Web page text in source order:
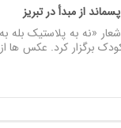
از مبدأ در تبریز
«نه به پلاستیک
برگزار کرد.‌ عکس‌ ها